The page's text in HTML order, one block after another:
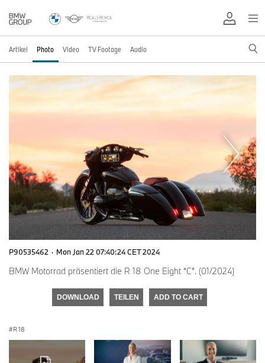
Artikel Photo Video TV Footage Audio
P90535462 · Mon Jan 22 07:40:24 CET 2024
BMW Motorrad präsentiert die R 18 One Eight “C”. (01/2024)
DOWNLOAD TEILEN ADD TO CART
R 18